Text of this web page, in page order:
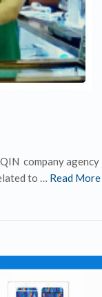
company agency
to … Read More